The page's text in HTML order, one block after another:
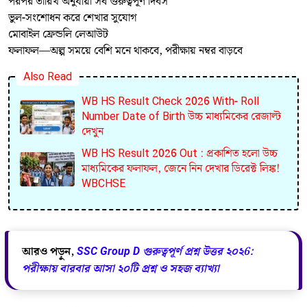
ভুল-সংশোধন করে শেখার সুযোগ
মোবাইল ফ্রেন্ডলি লেআউট
ফলাফল—অল্প সময়ে বেশি মনে থাকবে, পরীক্ষায় নম্বর বাড়বে
Also Read
WB HS Result Check 2026 With- Roll
Number Date of Birth উচ্চ মাধ্যমিকের রেজাল্ট
দেখুন
WB HS Result 2026 Out : প্রকাশিত হলো উচ্চ
মাধ্যমিকের ফলাফল, জেনে নিন দেখার ডিরেক্ট লিঙ্ক!
WBCHSE
আরও পড়ুন,SSC Group D গুরুত্বপূর্ণ প্রশ্ন উত্তর ২০২6:
পরীক্ষায় বারবার আসা ২০টি প্রশ্ন ও সহজ ব্যাখ্যা